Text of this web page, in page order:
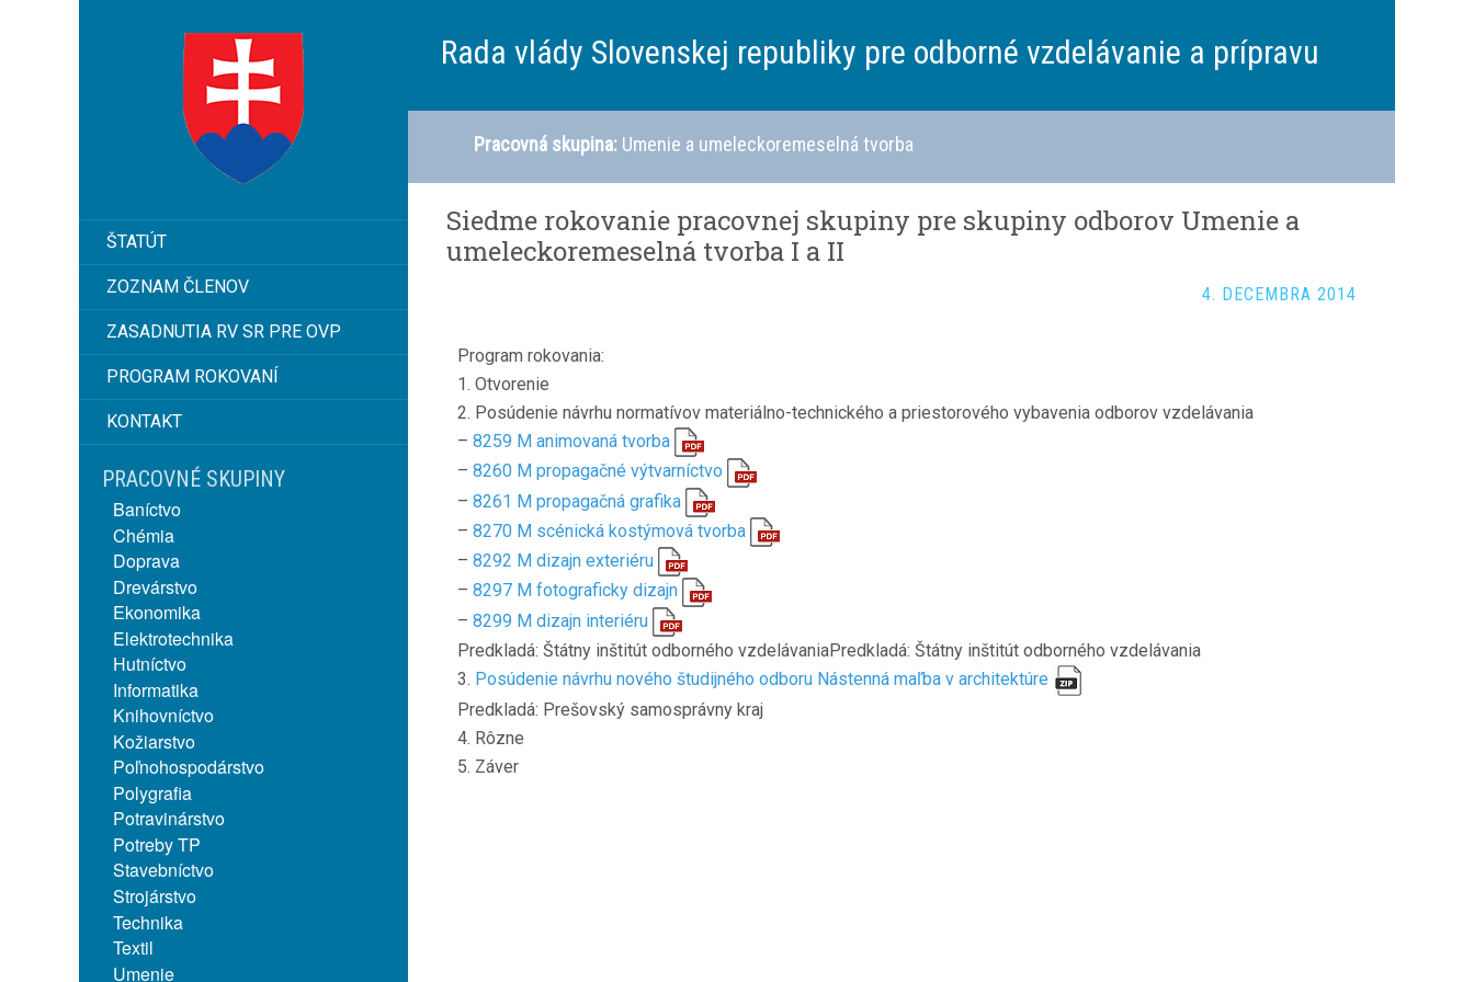
ŠTATÚT
ZOZNAM ČLENOV
ZASADNUTIA RV SR PRE OVP
PROGRAM ROKOVANÍ
KONTAKT
PRACOVNÉ SKUPINY
Baníctvo
Chémia
Doprava
Drevárstvo
Ekonomika
Elektrotechnika
Hutníctvo
Informatika
Knihovníctvo
Kožiarstvo
Poľnohospodárstvo
Polygrafia
Potravinárstvo
Potreby TP
Stavebníctvo
Strojárstvo
Technika
Textil
Umenie
Rada vlády Slovenskej republiky pre odborné vzdelávanie a prípravu
Pracovná skupina: Umenie a umeleckoremeselná tvorba
Siedme rokovanie pracovnej skupiny pre skupiny odborov Umenie a
umeleckoremeselná tvorba I a II
4. DECEMBRA 2014
Program rokovania:
1. Otvorenie
2. Posúdenie návrhu normatívov materiálno-technického a priestorového vybavenia odborov vzdelávania
– 8259 M animovaná tvorba
– 8260 M propagačné výtvarníctvo
– 8261 M propagačná grafika
– 8270 M scénická kostýmová tvorba
– 8292 M dizajn exteriéru
– 8297 M fotograficky dizajn
– 8299 M dizajn interiéru
Predkladá: Štátny inštitút odborného vzdelávaniaPredkladá: Štátny inštitút odborného vzdelávania
3. Posúdenie návrhu nového študijného odboru Nástenná maľba v architektúre
Predkladá: Prešovský samosprávny kraj
4. Rôzne
5. Záver